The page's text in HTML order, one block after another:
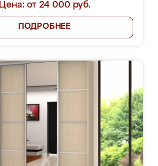
Цена: от 24 000 руб.
ПОДРОБНЕЕ